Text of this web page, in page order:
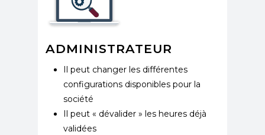
ADMINISTRATEUR
Il peut changer les différentes
configurations disponibles pour la
société
​Il peut « dévalider » les heures déjà
validées